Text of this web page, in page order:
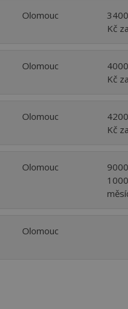
Olomouc
Kč
Olomouc
Kč
Olomouc
Kč
Olomouc
Olomouc